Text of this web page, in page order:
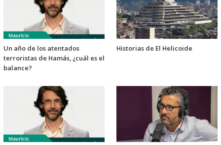
Un año de los atentados
terroristas de Hamás, ¿cuál es el
balance?
Historias de El Helicoide